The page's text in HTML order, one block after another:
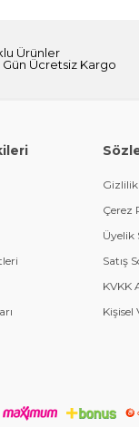
Ürünler
Gün Ücretsiz Kargo
Çerez
Üyelik
Satış
KVKK
Kişisel